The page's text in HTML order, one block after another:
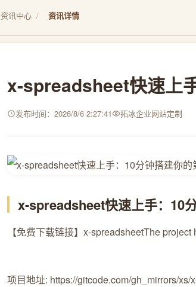
资讯中心 / 资讯详情
x-spreadsheet快速上
发布时间：2026/8/6 2:27:41 拓冰企业网站定制
x-spreadsheet快速上手：10
【免费下载链接】x-spreadsheetThe project
项目地址: https://gitcode.com/gh_mirrors/xs/